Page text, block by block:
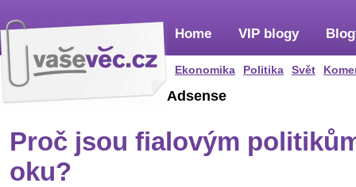
Home
Ekonomika Politika Svět
VIP blogy
Adsense
Proč jsou fialovým
oku?